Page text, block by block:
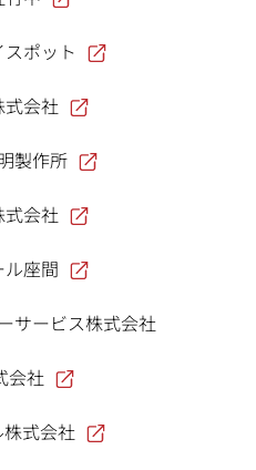
ポット
式会社
製作所
式会社
座間
サービス株式会社
会社
式会社